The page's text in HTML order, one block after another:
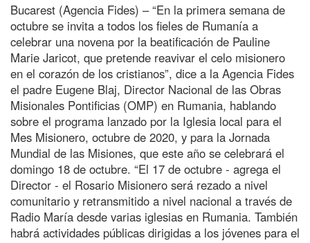
Bucarest (Agencia Fides) – “En la primera semana de
octubre se invita a todos los fieles de Rumanía a
celebrar una novena por la beatificación de Pauline
Marie Jaricot, que pretende reavivar el celo misionero
en el corazón de los cristianos”, dice a la Agencia Fides
el padre Eugene Blaj, Director Nacional de las Obras
Misionales Pontificias (OMP) en Rumania, hablando
sobre el programa lanzado por la Iglesia local para el
Mes Misionero, octubre de 2020, y para la Jornada
Mundial de las Misiones, que este año se celebrará el
domingo 18 de octubre. “El 17 de octubre - agrega el
Director - el Rosario Misionero será rezado a nivel
comunitario y retransmitido a nivel nacional a través de
Radio María desde varias iglesias en Rumania. También
habrá actividades públicas dirigidas a los jóvenes para el